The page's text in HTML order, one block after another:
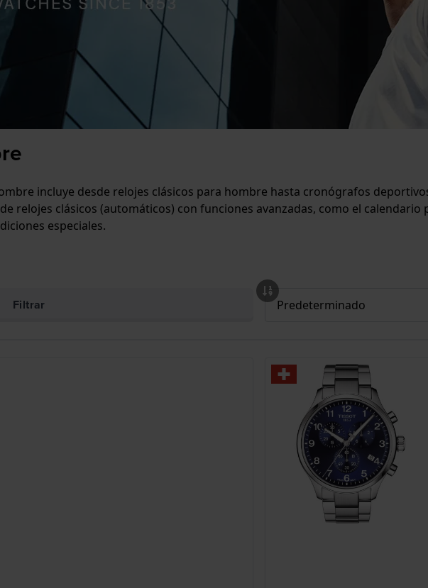
incluye desde relojes clásicos para hombre hasta cronógrafos
relojes clásicos (automáticos) con funciones avanzadas, como el
especiales.
Filtrar